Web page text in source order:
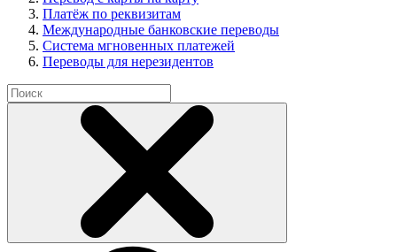
Платёж по реквизитам
Международные банковские переводы
Система мгновенных платежей
Переводы для нерезидентов